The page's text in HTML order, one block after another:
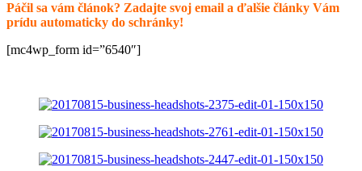
Páčil sa vám článok? Zadajte svoj email a ďalšie články Vám
prídu automaticky do schránky!
[mc4wp_form id=”6540″]